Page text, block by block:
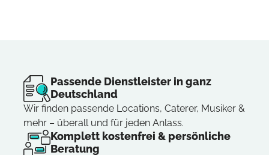
Passende Dienstleister in ganz
Deutschland
Wir finden passende Locations, Caterer, Musiker &
mehr – überall und für jeden Anlass.
Komplett kostenfrei & persönliche
Beratung